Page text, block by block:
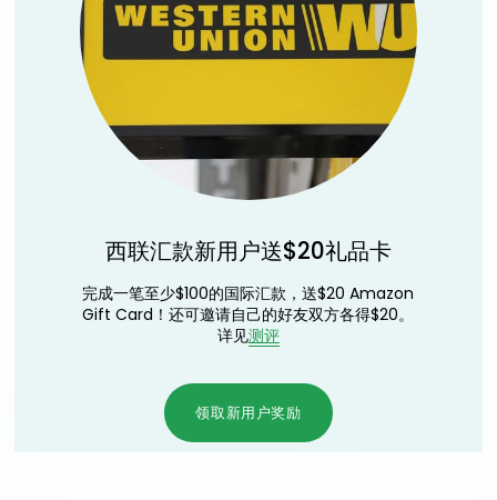
西联汇款新用户送$20礼品卡
完成一笔至少$100的国际汇款，送$20 Amazon
Gift Card！还可邀请自己的好友双方各得$20。
详见测评
领取新用户奖励